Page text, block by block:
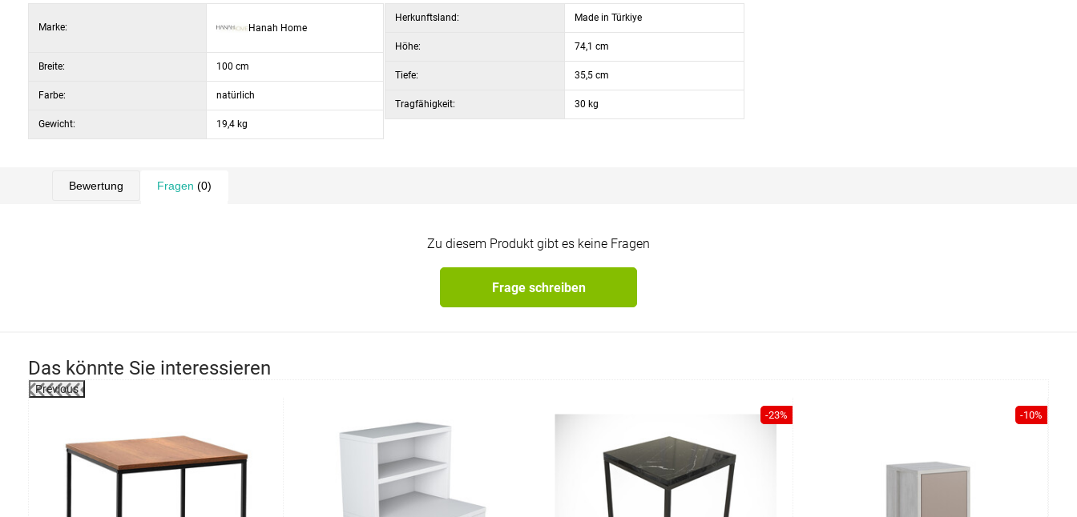
Höhe: 100 cm
Farbe: Walnuss hell und Anthrazit
Marke: Hanah Home
Breite: 100 cm
Farbe: natürlich
Gewicht: 19,4 kg
Herkunftsland: Made in Türkiye
Höhe: 74,1 cm
Tiefe: 35,5 cm
Tragfähigkeit: 30 kg
Bewertung Fragen (0)
Zu diesem Produkt gibt es keine Fragen
Frage schreiben
Das könnte Sie interessieren
Previous
-23% -10%